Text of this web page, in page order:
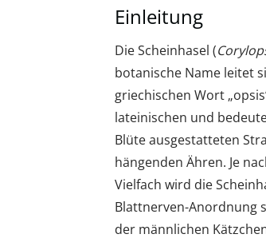
Einleitung
Die Scheinhasel (
botanische Name leitet
griechischen Wort
lateinischen und
Blüte ausgestatteten
hängenden Ähren. Je
Vielfach wird die
Blattnerven-Anordnung
der männlichen